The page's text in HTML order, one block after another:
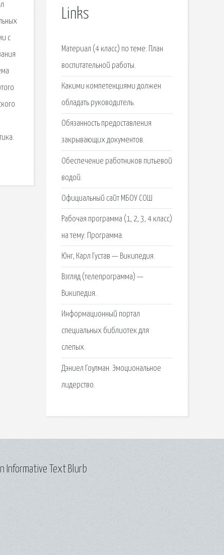
с
Links
Материал (4 класс) по теме: План
воспитательной работы.
Какими компетенциями должен
обладать руководитель.
Обязанность предоставления
закрывающих документов.
Обеспечение работников питьевой
водой.
Официальный сайт МБОУ СОШ
Рабочая программа (1, 2, 3, 4 класс)
на тему: Программа.
Юнг, Карл Густав — Википедия.
Взгляд (телепрограмма) —
Википедия.
Информационный портал
специальных библиотек для
слепых.
Дэниел Гоулман. Эмоциональное
лидерство.
Informative Text Blurb